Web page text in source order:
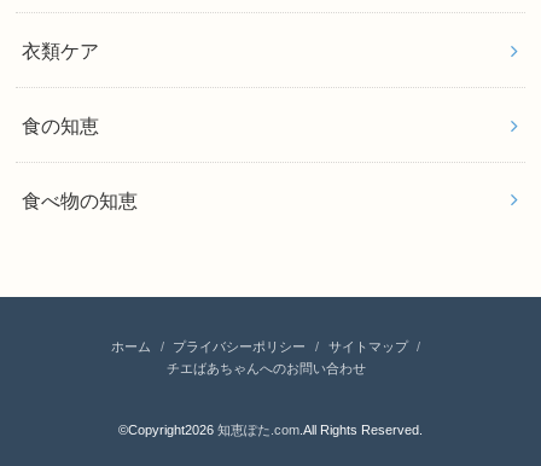
衣類ケア
食の知恵
食べ物の知恵
ホーム プライバシーポリシー
サイトマップ
チエばあちゃんへのお問い合わせ
©Copyright2026 知恵ぽた.com.All Rights Reserved.